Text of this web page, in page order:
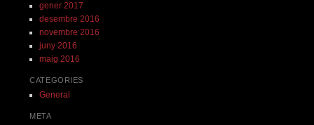
gener 2017
desembre 2016
novembre 2016
juny 2016
maig 2016
CATEGORIES
General
META